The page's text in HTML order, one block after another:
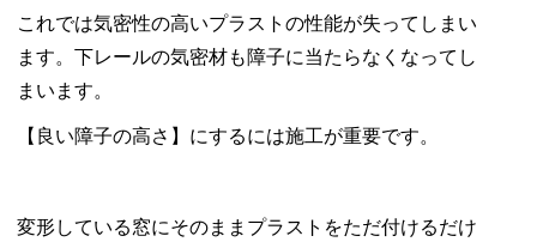
これでは気密性の高いプラストの性能が失ってしまい
ます。下レールの気密材も障子に当たらなくなってし
まいます。
【良い障子の高さ】にするには施工が重要です。
変形している窓にそのままプラストをただ付けるだけ